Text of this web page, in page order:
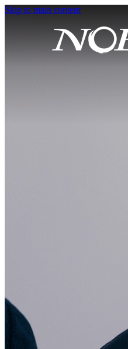
Skip to main content